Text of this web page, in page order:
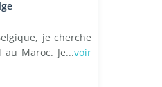
je cherche
Maroc. Je...voir